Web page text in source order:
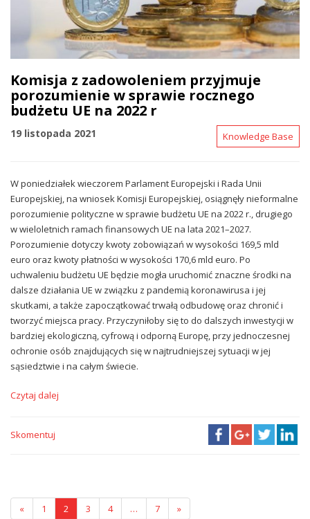
Komisja z zadowoleniem przyjmuje
porozumienie w sprawie rocznego
budżetu UE na 2022 r
19 listopada 2021 Knowledge Base
W poniedziałek wieczorem Parlament Europejski i Rada Unii
Europejskiej, na wniosek Komisji Europejskiej, osiągnęły nieformalne
porozumienie polityczne w sprawie budżetu UE na 2022 r., drugiego
w wieloletnich ramach finansowych UE na lata 2021–2027.
Porozumienie dotyczy kwoty zobowiązań w wysokości 169,5 mld
euro oraz kwoty płatności w wysokości 170,6 mld euro. Po
uchwaleniu budżetu UE będzie mogła uruchomić znaczne środki na
dalsze działania UE w związku z pandemią koronawirusa i jej
skutkami, a także zapoczątkować trwałą odbudowę oraz chronić i
tworzyć miejsca pracy. Przyczyniłoby się to do dalszych inwestycji w
bardziej ekologiczną, cyfrową i odporną Europę, przy jednoczesnej
ochronie osób znajdujących się w najtrudniejszej sytuacji w jej
sąsiedztwie i na całym świecie.
Czytaj dalej
Skomentuj
« 1 2 3 4 … 7 »